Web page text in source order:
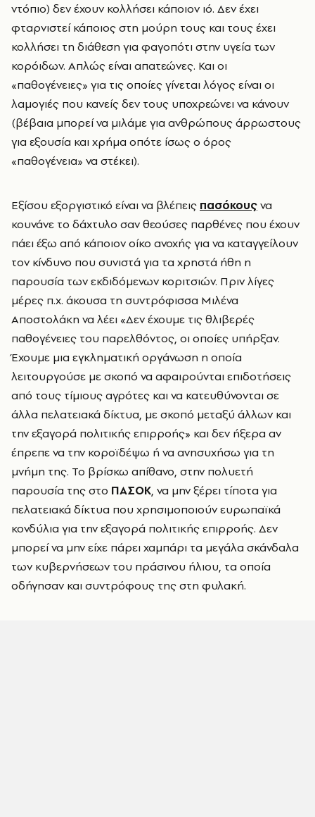
ντόπιο) δεν έχουν κολλήσει κάποιον ιό. Δεν έχει
φταρνιστεί κάποιος στη μούρη τους και τους έχει
κολλήσει τη διάθεση για φαγοπότι στην υγεία των
κορόιδων. Απλώς είναι απατεώνες. Και οι
«παθογένειες» για τις οποίες γίνεται λόγος είναι οι
λαμογιές που κανείς δεν τους υποχρεώνει να κάνουν
(βέβαια μπορεί να μιλάμε για ανθρώπους άρρωστους
για εξουσία και χρήμα οπότε ίσως ο όρος
«παθογένεια» να στέκει).
Εξίσου εξοργιστικό είναι να βλέπεις πασόκουςνα
κουνάνε το δάχτυλο σαν θεούσες παρθένες που έχουν
πάει έξω από κάποιον οίκο ανοχής για να καταγγείλουν
τον κίνδυνο που συνιστά για τα χρηστά ήθη η
παρουσία των εκδιδόμενων κοριτσιών. Πριν λίγες
μέρες π.χ. άκουσα τη συντρόφισσα Μιλένα
Αποστολάκη να λέει «Δεν έχουμε τις θλιβερές
παθογένειες του παρελθόντος, οι οποίες υπήρξαν.
Έχουμε μια εγκληματική οργάνωση η οποία
λειτουργούσε με σκοπό να αφαιρούνται επιδοτήσεις
από τους τίμιους αγρότες και να κατευθύνονται σε
άλλα πελατειακά δίκτυα, με σκοπό μεταξύ άλλων και
την εξαγορά πολιτικής επιρροής» και δεν ήξερα αν
έπρεπε να την κοροϊδέψω ή να ανησυχήσω για τη
μνήμη της. Το βρίσκω απίθανο, στην πολυετή
παρουσία της στο ΠΑΣΟΚ, να μην ξέρει τίποτα για
πελατειακά δίκτυα που χρησιμοποιούν ευρωπαϊκά
κονδύλια για την εξαγορά πολιτικής επιρροής. Δεν
μπορεί να μην είχε πάρει χαμπάρι τα μεγάλα σκάνδαλα
των κυβερνήσεων του πράσινου ήλιου, τα οποία
οδήγησαν και συντρόφους της στη φυλακή.